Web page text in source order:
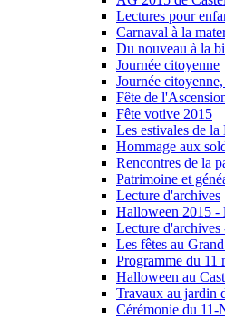
Lectures pour
Carnaval à la
Du nouveau à la
Journée citoyenne
Journée
Fête de
Fête votive 2015
Les estivales de
Hommage aux
Rencontres de la
Patrimoine et
Lecture d'archives
Halloween 2015 -
Lecture d'archives
Les fêtes au
Programme du 11
Halloween au
Travaux au jardin
Cérémonie du 11-